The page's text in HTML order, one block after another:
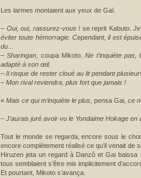
Les larmes montaient aux yeux de Gaï.
– Oui, oui, rassurez-vous ! se reprit Kabuto.
éviter toute hémorragie. Cependant, il est
du...
–Sharingan , coupa Mikoto.Ne t’inquiète pas,
adapté à son œil.
– Il risque de rester cloué au lit pendant
– Mon rival reviendra, plus fort que jamais !
« Mais ce qui m’inquiète le plus , pensa Gai, ce
– J’aurais juré avoir vu le Yondaime Hokage en
Tout le monde se regarda, encore sous le
encore complètement réalisé ce qu’il venait de
Hiruzen jeta un regard à Danzô et Gai
tous semblaient s’être mis implicitement
Et pourtant, Mikoto s’avança.